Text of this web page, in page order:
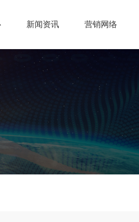
新闻资讯 营销网络